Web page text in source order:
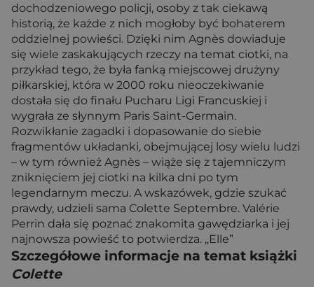
dochodzeniowego policji, osoby z tak ciekawą
historią, że każde z nich mogłoby być bohaterem
oddzielnej powieści. Dzięki nim Agnès dowiaduje
się wiele zaskakujących rzeczy na temat ciotki, na
przykład tego, że była fanką miejscowej drużyny
piłkarskiej, która w 2000 roku nieoczekiwanie
dostała się do finału Pucharu Ligi Francuskiej i
wygrała ze słynnym Paris Saint-Germain.
Rozwikłanie zagadki i dopasowanie do siebie
fragmentów układanki, obejmującej losy wielu ludzi
– w tym również Agnès – wiąże się z tajemniczym
zniknięciem jej ciotki na kilka dni po tym
legendarnym meczu. A wskazówek, gdzie szukać
prawdy, udzieli sama Colette Septembre. Valérie
Perrin dała się poznać znakomita gawędziarka i jej
najnowsza powieść to potwierdza. „Elle”
Szczegółowe informacje na temat książki
Colette